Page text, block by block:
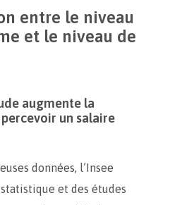
entre le niveau
et le niveau de
augmente la
un salaire
données, l’Insee
et des études